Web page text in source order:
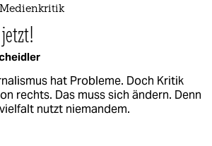
hat Probleme. Doch Kritik
rechts. Das muss sich ändern. Denn
nutzt niemandem.